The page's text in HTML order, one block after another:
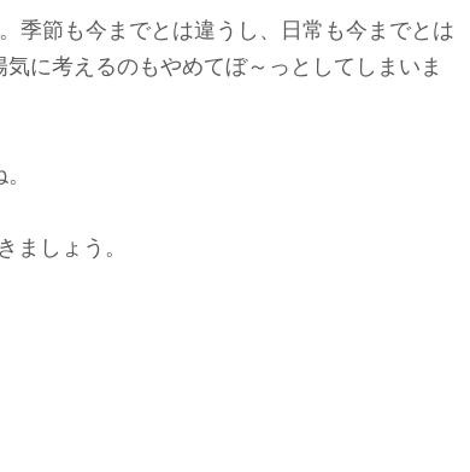
季節も今までとは違うし、日常も今までとは
に考えるのもやめてぼ～っとしてしまいま
ましょう。